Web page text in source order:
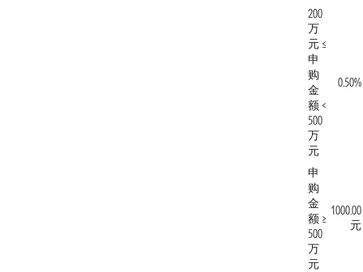
200
万
元 ≤
申
购
金
额 <
500
万
元
0.50%
申
购
金
额 ≥
500
万
元
1000.00
元